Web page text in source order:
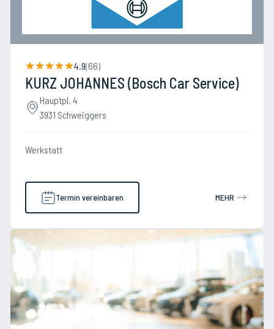
4.9(66)
KURZ JOHANNES (Bosch Car Service)
Hauptpl. 4
3931 Schweiggers
Werkstatt
Termin vereinbaren MEHR